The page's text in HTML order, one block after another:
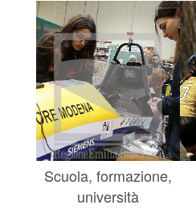
Scuola, formazione,
università